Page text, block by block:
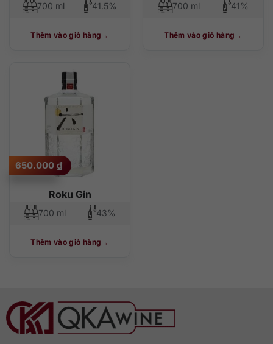
700 ml 41.5%
Thêm vào giỏ hàng
700 ml 41%
Thêm vào giỏ hàng
Roku Gin
650.000 ₫
700 ml 43%
Thêm vào giỏ hàng